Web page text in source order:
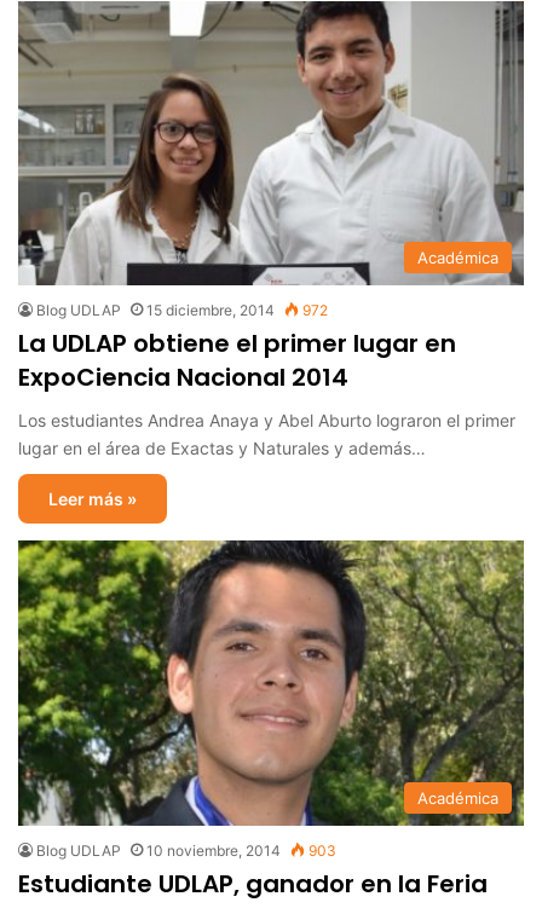
Académica
Blog UDLAP 15 diciembre, 2014 972
La UDLAP obtiene el primer lugar en
ExpoCiencia Nacional 2014
Los estudiantes Andrea Anaya y Abel Aburto lograron el primer
lugar en el área de Exactas y Naturales y además…
Leer más »
Académica
Blog UDLAP 10 noviembre, 2014 903
Estudiante UDLAP, ganador en la Feria